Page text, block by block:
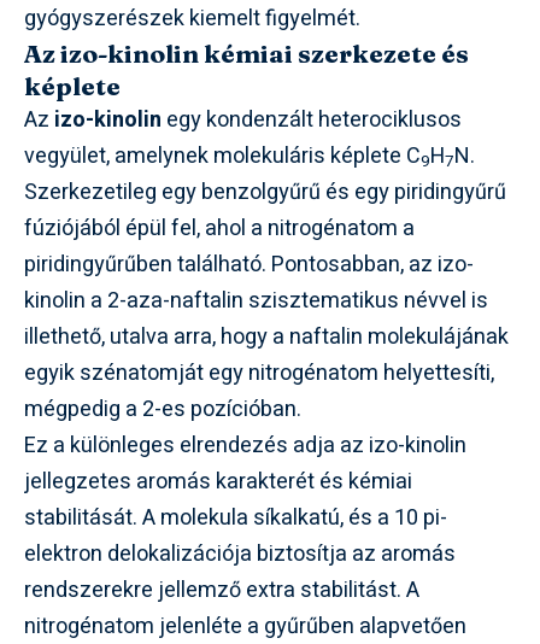
gyógyszerészek kiemelt figyelmét.
Az izo-kinolin kémiai szerkezete és
képlete
Az izo-kinolin egy kondenzált heterociklusos
vegyület, amelynek molekuláris képlete C9H7N.
Szerkezetileg egy benzolgyűrű és egy piridingyűrű
fúziójából épül fel, ahol a nitrogénatom a
piridingyűrűben található. Pontosabban, az izo-
kinolin a 2-aza-naftalin szisztematikus névvel is
illethető, utalva arra, hogy a naftalin molekulájának
egyik szénatomját egy nitrogénatom helyettesíti,
mégpedig a 2-es pozícióban.
Ez a különleges elrendezés adja az izo-kinolin
jellegzetes aromás karakterét és kémiai
stabilitását. A molekula síkalkatú, és a 10 pi-
elektron delokalizációja biztosítja az aromás
rendszerekre jellemző extra stabilitást. A
nitrogénatom jelenléte a gyűrűben alapvetően